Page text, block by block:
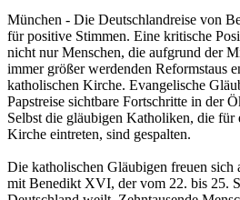
München - Die Deutschlandreise von
für positive Stimmen. Eine kritische
nicht nur Menschen, die aufgrund der
immer größer werdenden Reformstaus
katholischen Kirche. Evangelische
Papstreise sichtbare Fortschritte in der
Selbst die gläubigen Katholiken, die für
Kirche eintreten, sind gespalten.
Die katholischen Gläubigen freuen sich
mit Benedikt XVI, der vom 22. bis 25.